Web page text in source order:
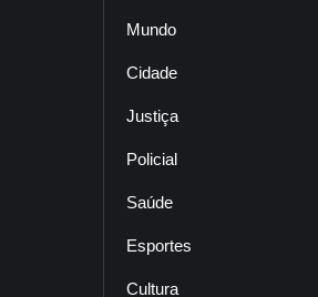
Mundo
Cidade
Justiça
Policial
Saúde
Esportes
Cultura